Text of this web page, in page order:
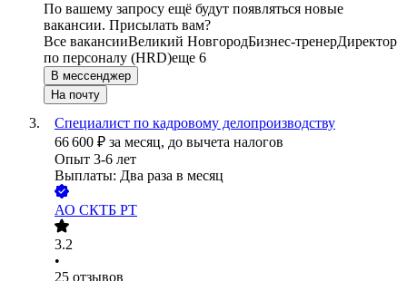
По вашему запросу ещё будут появляться новые
вакансии. Присылать вам?
Все вакансииВеликий НовгородБизнес-тренерДиректор
по персоналу (HRD)еще 6
В мессенджер
На почту
Специалист по кадровому делопроизводству
66 600 ₽ за месяц, до вычета налогов
Опыт 3-6 лет
Выплаты: Два раза в месяц
АО СКТБ РТ
3.2
•
25 отзывов